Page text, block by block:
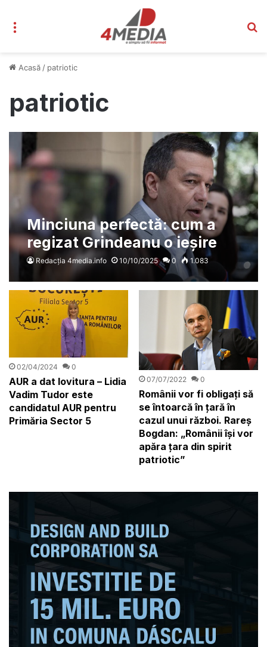
Acasă / patriotic
patriotic
Minciuna perfectă: cum a
regizat Grindeanu o ieșire
fals patriotică
Redacția 4media.info 10/10/2025 0 1.083
02/04/2024 0
AUR a dat lovitura – Lidia
Vadim Tudor este
candidatul AUR pentru
Primăria Sector 5
07/07/2022 0
Românii vor fi obligați să
se întoarcă în țară în
cazul unui război. Rareș
Bogdan: „Românii își vor
apăra țara din spirit
patriotic”